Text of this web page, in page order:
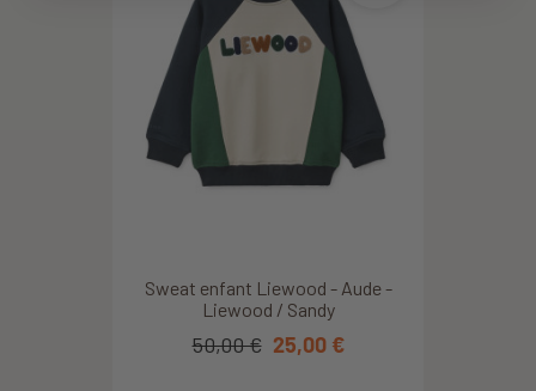
Sweat enfant Liewood - Aude -
Liewood / Sandy
50,00 € 25,00 €